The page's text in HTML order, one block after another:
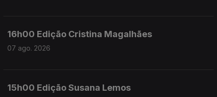
16h00 Edição Cristina Magalhães
07 ago. 2026
15h00 Edição Susana Lemos